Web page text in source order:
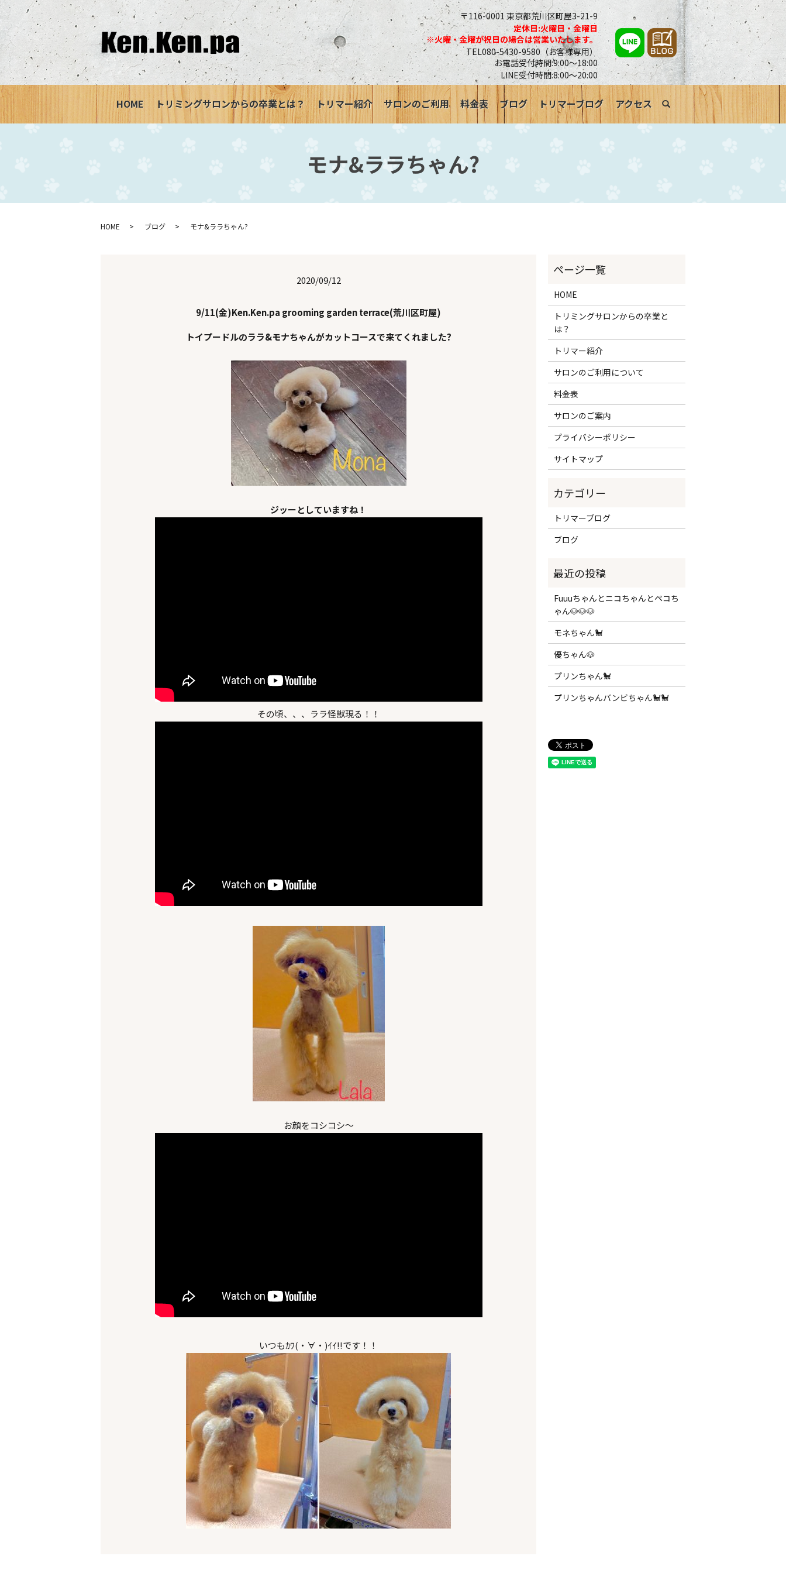
〒116-0001 東京都荒川区町屋3-21-9
定休日:火曜日・金曜日
※火曜・金曜が祝日の場合は営業いたします。
TEL080-5430-9580（お客様専用）
お電話受付時間:9:00～18:00
LINE受付時間:8:00～20:00
HOME トリミングサロンからの卒業とは？ トリマー紹介 サロンのご利用 料金表 ブログ トリマーブログ アクセス search
モナ&ララちゃん?
HOME ブログ モナ&ララちゃん?
2020/09/12
9/11(金)Ken.Ken.pa grooming garden terrace(荒川区町屋)
トイプードルのララ&モナちゃんがカットコースで来てくれました?
ジッーとしていますね！
その頃、、、ララ怪獣現る！！
お顔をコシコシ～
いつもｶﾜ(・∀・)ｲｲ!!です！！
HOME
トリミングサロンからの卒業と
は？
トリマー紹介
サロンのご利用について
料金表
サロンのご案内
プライバシーポリシー
サイトマップ
トリマーブログ
ブログ
Fuuuちゃんとニコちゃんとペコち
ゃん🐶🐶🐶
モネちゃん🐩
優ちゃん🐶
プリンちゃん🐩
プリンちゃんバンビちゃん🐩🐩